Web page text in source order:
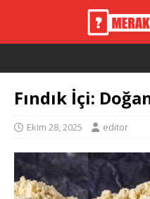
Fındık İçi:
Ekim 28, 2025 editor